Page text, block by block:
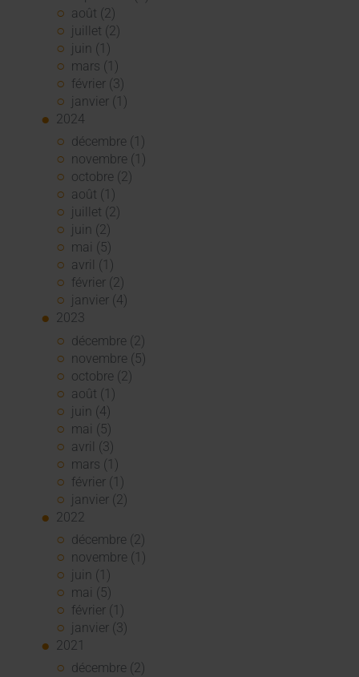
août (2)
juillet (2)
juin (1)
mars (1)
février (3)
janvier (1)
2024
décembre (1)
novembre (1)
octobre (2)
août (1)
juillet (2)
juin (2)
mai (5)
avril (1)
février (2)
janvier (4)
2023
décembre (2)
novembre (5)
octobre (2)
août (1)
juin (4)
mai (5)
avril (3)
mars (1)
février (1)
janvier (2)
2022
décembre (2)
novembre (1)
juin (1)
mai (5)
février (1)
janvier (3)
2021
décembre (2)